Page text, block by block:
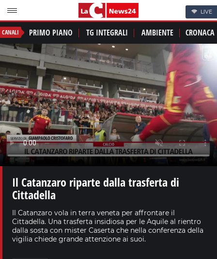
LIVE
CANALI PRIMO PIANO TG INTEGRALI AMBIENTE CRONACA
Il Catanzaro riparte dalla trasferta di
Cittadella
Il Catanzaro vola in terra veneta per affrontare il
Cittadella. Una trasferta insidiosa per le Aquile al rientro
dalla sosta con mister Caserta che nella conferenza della
vigilia chiede grande attenzione ai suoi.